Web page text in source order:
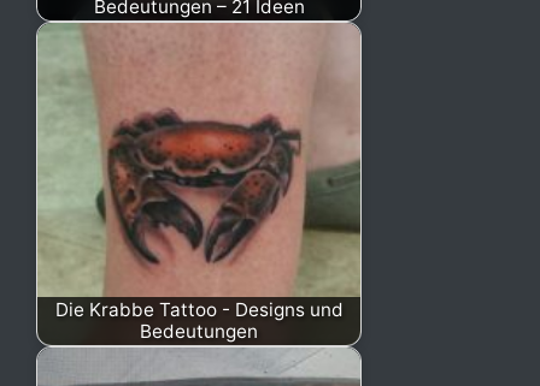
Bedeutungen – 21 Ideen
Die Krabbe Tattoo - Designs und
Bedeutungen